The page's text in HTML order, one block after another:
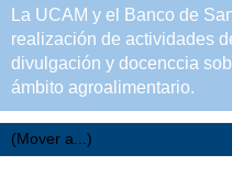
La UCAM y el Banco de
realización de actividades
divulgación y docenccia
ámbito agroalimentario.